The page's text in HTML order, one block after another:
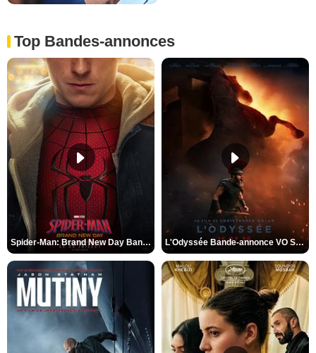
Top Bandes-annonces
Spider-Man: Brand New Day Bande-annonce VO STFR L'Odyssée Bande-annonce VO STFR